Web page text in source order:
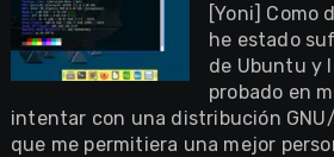
[Yoni] Como
he estado
de Ubuntu y
probado en
intentar con una distribución
que me permitiera una mejor